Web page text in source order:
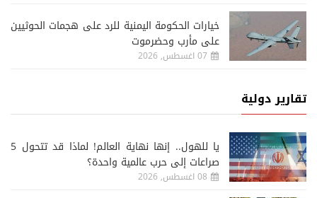
خيارات الحكومة اليمنية للرد على هجمات الحوثيين
على مأرب وحضرموت
07 اغسطس, 2026
تقارير دولية
يا للهول.. إنها نهاية العالم! لماذا قد تتحول 5
صراعات إلى حرب عالمية واحدة؟
08 اغسطس, 2026